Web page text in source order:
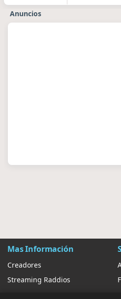
Anuncios
Mas Información
Creadores
Streaming Raddios